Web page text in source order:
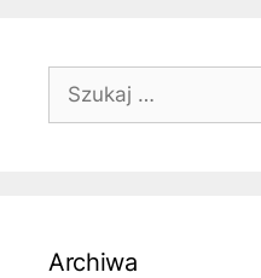
Szukaj:
Archiwa